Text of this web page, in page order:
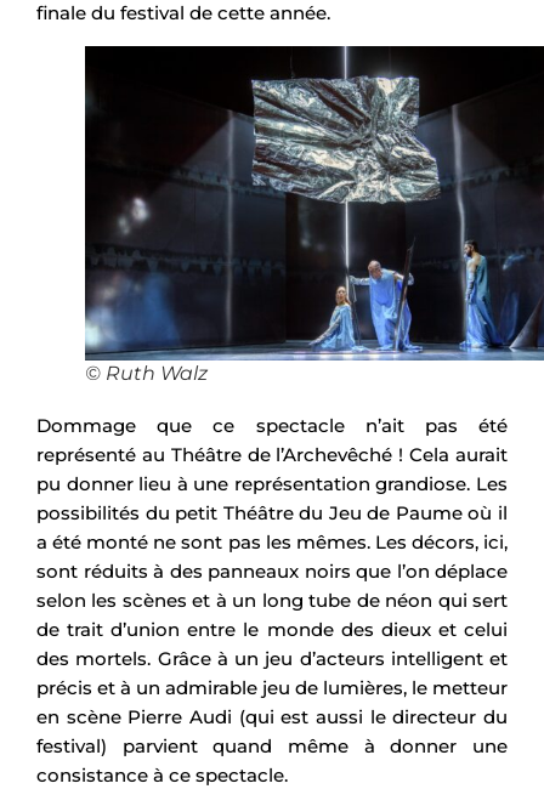
finale du festival de cette année.
© Ruth Walz
Dommage que ce spectacle n’ait pas été
représenté au Théâtre de l’Archevêché ! Cela aurait
pu donner lieu à une représentation grandiose. Les
possibilités du petit Théâtre du Jeu de Paume où il
a été monté ne sont pas les mêmes. Les décors, ici,
sont réduits à des panneaux noirs que l’on déplace
selon les scènes et à un long tube de néon qui sert
de trait d’union entre le monde des dieux et celui
des mortels. Grâce à un jeu d’acteurs intelligent et
précis et à un admirable jeu de lumières, le metteur
en scène Pierre Audi (qui est aussi le directeur du
festival) parvient quand même à donner une
consistance à ce spectacle.